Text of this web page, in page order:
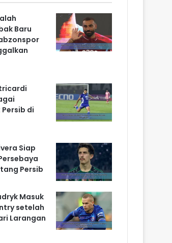
Baru
di
Siap
Persib
Masuk
setelah
Larangan